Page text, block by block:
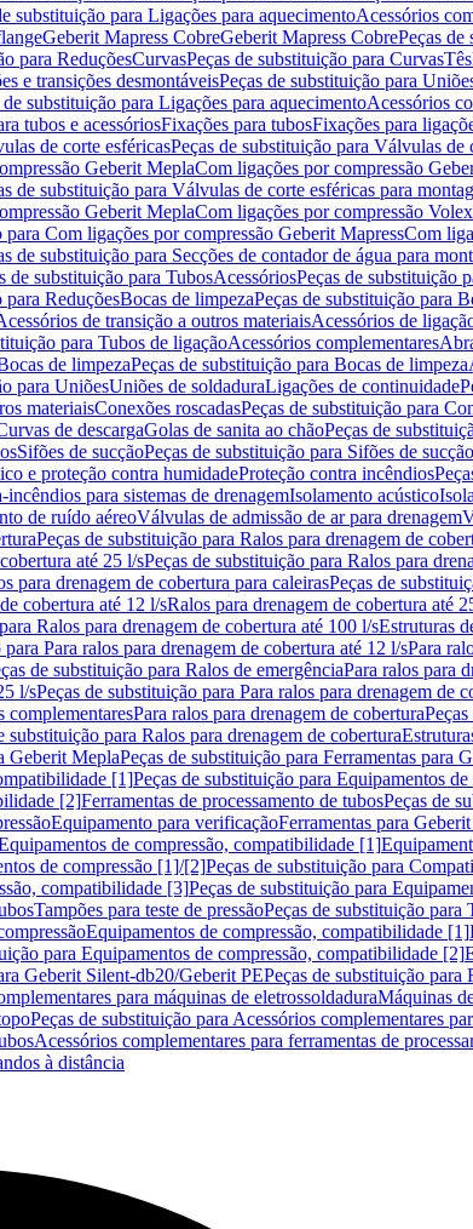
substituição para Ligações para aquecimentoAcessórios
Geberit Mapress CobreGeberit Mapress CobrePeças de
para ReduçõesCurvasPeças de substituição para CurvasTês
e transições desmontáveisPeças de substituição para
de substituição para Ligações para aquecimentoAcessórios
tubos e acessóriosFixações para tubosFixações para
de corte esféricasPeças de substituição para Válvulas de
Geberit MeplaCom ligações por compressão
de substituição para Válvulas de corte esféricas para
Geberit MeplaCom ligações por compressão Volex
para Com ligações por compressão Geberit MapressCom
de substituição para Secções de contador de água para
de substituição para TubosAcessóriosPeças de substituição
para ReduçõesBocas de limpezaPeças de substituição para
de transição a outros materiaisAcessórios de
para Tubos de ligaçãoAcessórios complementares
de limpezaPeças de substituição para Bocas de limpeza
para UniõesUniões de soldaduraLigações de continuidade
materiaisConexões roscadasPeças de substituição para
de descargaGolas de sanita ao chãoPeças de
Sifões de sucçãoPeças de substituição para Sifões de sucção
e proteção contra humidadeProteção contra incêndios
para sistemas de drenagemIsolamento acústico
de ruído aéreoVálvulas de admissão de ar para drenagem
Peças de substituição para Ralos para drenagem de
até 25 l/sPeças de substituição para Ralos para
para drenagem de cobertura para caleirasPeças de
cobertura até 12 l/sRalos para drenagem de cobertura até
Ralos para drenagem de cobertura até 100 l/sEstruturas
Para ralos para drenagem de cobertura até 12 l/sPara
de substituição para Ralos de emergênciaPara ralos para
l/sPeças de substituição para Para ralos para drenagem de
complementaresPara ralos para drenagem de cobertura
substituição para Ralos para drenagem de cobertura
Geberit MeplaPeças de substituição para Ferramentas para
[1]Peças de substituição para Equipamentos
[2]Ferramentas de processamento de tubosPeças de
Equipamento para verificaçãoFerramentas para
de compressão, compatibilidade [1]
de compressão [1]/[2]Peças de substituição para
compatibilidade [3]Peças de substituição para
Tampões para teste de pressãoPeças de substituição para
Equipamentos de compressão, compatibilidade [1]
para Equipamentos de compressão, compatibilidade [2]
Geberit Silent-db20/Geberit PEPeças de substituição
para máquinas de eletrossoldaduraMáquinas
Peças de substituição para Acessórios complementares
Acessórios complementares para ferramentas de
à distância